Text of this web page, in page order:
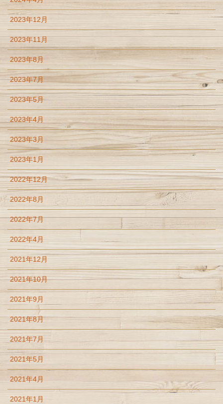
2023年12月
2023年11月
2023年8月
2023年7月
2023年5月
2023年4月
2023年3月
2023年1月
2022年12月
2022年8月
2022年7月
2022年4月
2021年12月
2021年10月
2021年9月
2021年8月
2021年7月
2021年5月
2021年4月
2021年1月